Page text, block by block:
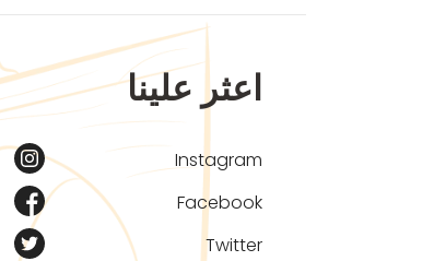
اعثر علينا
Instagram
Facebook
Twitter